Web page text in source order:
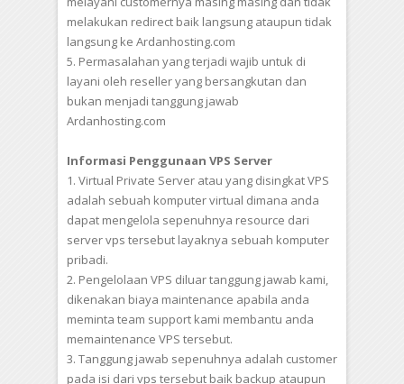
melakukan redirect baik langsung ataupun tidak
langsung ke Ardanhosting.com
5. Permasalahan yang terjadi wajib untuk di
layani oleh reseller yang bersangkutan dan
bukan menjadi tanggung jawab
Ardanhosting.com
Informasi Penggunaan VPS Server
1. Virtual Private Server atau yang disingkat VPS
adalah sebuah komputer virtual dimana anda
dapat mengelola sepenuhnya resource dari
server vps tersebut layaknya sebuah komputer
pribadi.
2. Pengelolaan VPS diluar tanggung jawab kami,
dikenakan biaya maintenance apabila anda
meminta team support kami membantu anda
memaintenance VPS tersebut.
3. Tanggung jawab sepenuhnya adalah customer
pada isi dari vps tersebut baik backup ataupun